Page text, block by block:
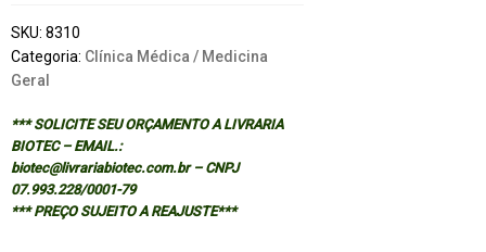
SKU: 8310
Categoria: Clínica Médica / Medicina
Geral
*** SOLICITE SEU ORÇAMENTO A LIVRARIA
BIOTEC – EMAIL.:
biotec@livrariabiotec.com.br – CNPJ
07.993.228/0001-79
*** PREÇO SUJEITO A REAJUSTE***